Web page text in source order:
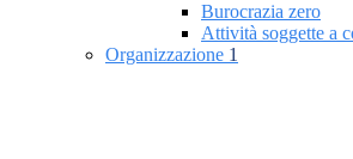
Burocrazia zero
Attività soggette a
Organizzazione 1